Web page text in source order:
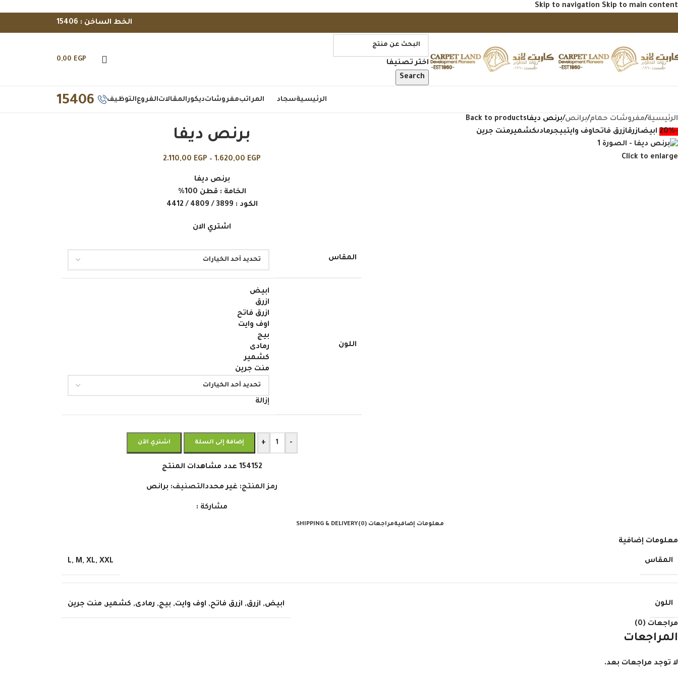
Skip to navigation Skip to main content
الخط الساخن : 15406
اختر تصنيفا
Search
0,00 EGP
الرئيسيةسجاد المراتبمفروشاتديكور المقالاتالفروعالتوظيف 15406
الرئيسية/مفروشات حمام/برانص/برنص ديفاBack to products
-20%
ابيضازرقازرق فاتحاوف وايتبيجرمادىكشميرمنت جرين
Click to enlarge
برنص ديفا
1.620,00 EGP
–
2.110,00 EGP
برنص ديفا
الخامة : قطن 100%
الكود : 3899 / 4809 / 4412
اشتري الان
المقاس
اللون
ابيض
ازرق
ازرق فاتح
اوف وايت
بيج
رمادى
كشمير
منت جرين
إزالة
-
+ إضافة إلى السلة اشتري الآن
154152 عدد مشاهدات المنتج
رمز المنتج: غير محددالتصنيف: برانص
مشاركة :
معلومات إضافيةمراجعات (0) SHIPPING & DELIVERY
معلومات إضافية
المقاس L, M, XL, XXL
اللون ابيض, ازرق, ازرق فاتح, اوف وايت, بيج, رمادى, كشمير, منت جرين
مراجعات (0)
المراجعات
لا توجد مراجعات بعد.